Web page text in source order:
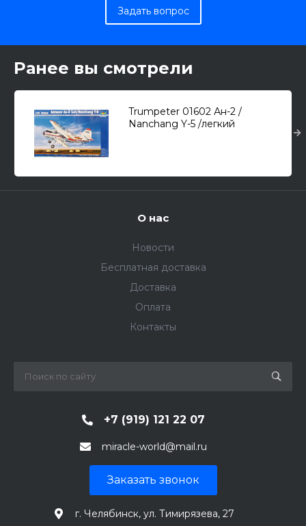
Задать вопрос
Ранее вы смотрели
Trumpeter 01602 Ан-2 /
Nanchang Y-5 /легкий
О нас
Новости
Бесплатная доставка
Доставка
Оплата
Контакты
+7 (919) 121 22 07
miracle-world@mail.ru
Заказать звонок
г. Челябинск, ул. Тимирязева, 27